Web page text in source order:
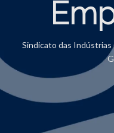
Sindicato das Indústrias